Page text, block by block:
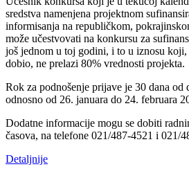
sredstva namenjena projektnom
informisanja na republičkom,
može učestvovati na konkursu za
još jednom u toj godini, i to u iznosu koji,
dobio, ne prelazi 80% vrednosti projekta.
Rok za podnošenje prijave je 30 dana od
odnosno od 26. januara do 24. februara
Dodatne informacije mogu se dobiti
časova, na telefone 021/487-4521 i 021/
Detaljnije